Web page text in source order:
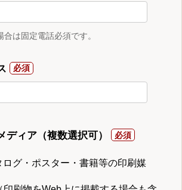
は固定電話必須です。
ディア（複数選択可）
ログ・ポスター・書籍等の印刷媒